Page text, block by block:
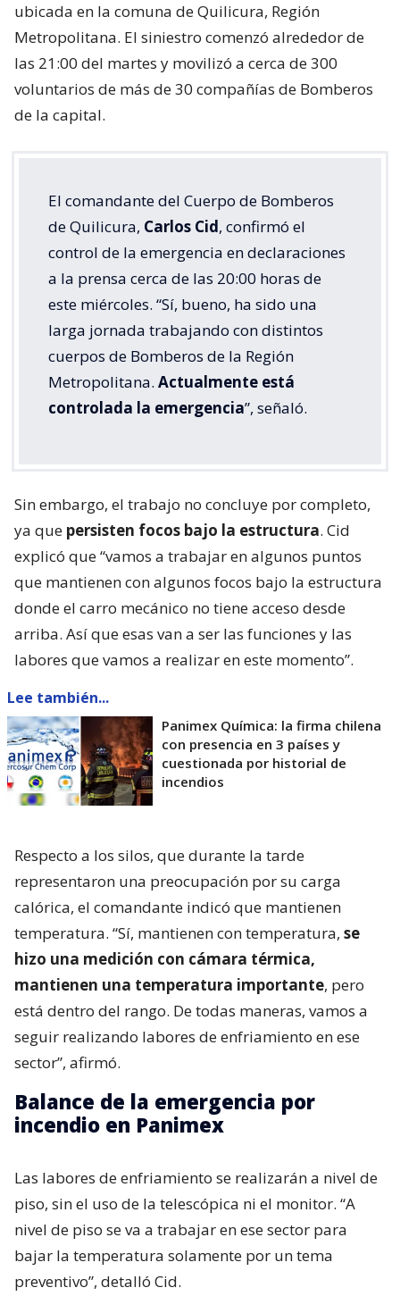
ubicada en la comuna de Quilicura, Región
Metropolitana. El siniestro comenzó alrededor de
las 21:00 del martes y movilizó a cerca de 300
voluntarios de más de 30 compañías de Bomberos
de la capital.
El comandante del Cuerpo de Bomberos
de Quilicura, Carlos Cid, confirmó el
control de la emergencia en declaraciones
a la prensa cerca de las 20:00 horas de
este miércoles. “Sí, bueno, ha sido una
larga jornada trabajando con distintos
cuerpos de Bomberos de la Región
Metropolitana. Actualmente está
controlada la emergencia”, señaló.
Sin embargo, el trabajo no concluye por completo,
ya que persisten focos bajo la estructura. Cid
explicó que “vamos a trabajar en algunos puntos
que mantienen con algunos focos bajo la estructura
donde el carro mecánico no tiene acceso desde
arriba. Así que esas van a ser las funciones y las
labores que vamos a realizar en este momento”.
Lee también...
Panimex Química: la firma chilena
con presencia en 3 países y
cuestionada por historial de
incendios
Respecto a los silos, que durante la tarde
representaron una preocupación por su carga
calórica, el comandante indicó que mantienen
temperatura. “Sí, mantienen con temperatura, se
hizo una medición con cámara térmica,
mantienen una temperatura importante, pero
está dentro del rango. De todas maneras, vamos a
seguir realizando labores de enfriamiento en ese
sector”, afirmó.
Balance de la emergencia por
incendio en Panimex
Las labores de enfriamiento se realizarán a nivel de
piso, sin el uso de la telescópica ni el monitor. “A
nivel de piso se va a trabajar en ese sector para
bajar la temperatura solamente por un tema
preventivo”, detalló Cid.